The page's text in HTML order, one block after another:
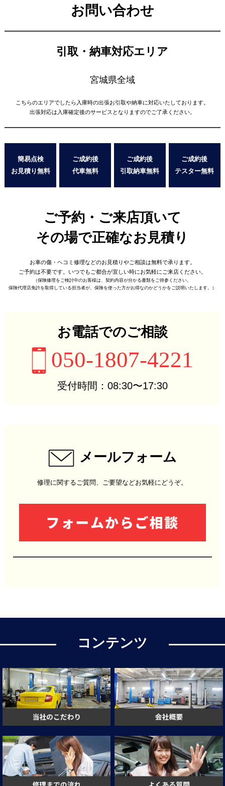
お問い合わせ
引取・納車対応エリア
宮城県全域
こちらのエリアでしたら入庫時の出張お引取や納車に対応いたしております。
出張対応は入庫確定後のサービスとなりますのでご了承ください。
簡易点検
お見積り無料
ご成約後
代車無料
ご成約後
引取納車無料
ご成約後
テスター無料
ご予約・ご来店頂いて
その場で正確なお見積り
お車の傷・ヘコミ修理などのお見積りやご相談は無料で承ります。
ご予約は不要です。 いつでもご都合が宜しい時にお気軽にご来店ください。
（保険修理をご検討中のお客様は、契約内容が分かる書類をご持参ください。
保険代理店免許を取得している担当者が、 保険を使った方がお得なのかどうかをご説明いたします。）
お電話でのご相談
050-1807-4221
受付時間：08:30〜17:30
メールフォーム
修理に関するご質問、ご要望などお気軽にどうぞ。
コンテンツ